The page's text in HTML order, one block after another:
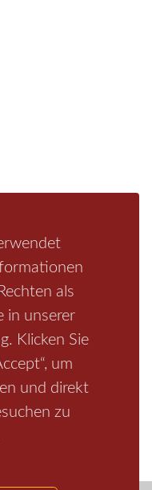
als
in unserer
Klicken Sie
um
und direkt
zu
Camping
Schrammsteine
Rathen Hohnstein
Boofen Mediathek